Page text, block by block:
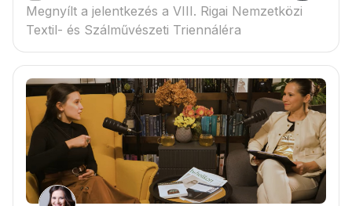
Megnyílt a jelentkezés a VIII. Rigai Nemzetközi
Textil- és Szálművészeti Triennáléra